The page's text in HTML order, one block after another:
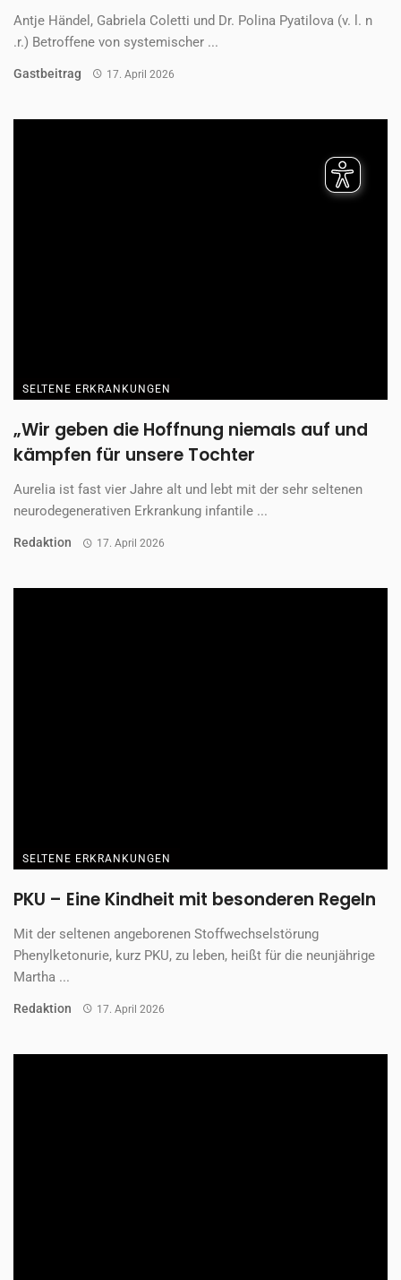
Antje Händel, Gabriela Coletti und Dr. Polina Pyatilova (v. l. n
.r.) Betroffene von systemischer ...
Gastbeitrag 17. April 2026
SELTENE ERKRANKUNGEN
„Wir geben die Hoffnung niemals auf und
kämpfen für unsere Tochter
Aurelia ist fast vier Jahre alt und lebt mit der sehr seltenen
neurodegenerativen Erkrankung infantile ...
Redaktion 17. April 2026
SELTENE ERKRANKUNGEN
PKU – Eine Kindheit mit besonderen Regeln
Mit der seltenen angeborenen Stoffwechselstörung
Phenylketonurie, kurz PKU, zu leben, heißt für die neunjährige
Martha ...
Redaktion 17. April 2026